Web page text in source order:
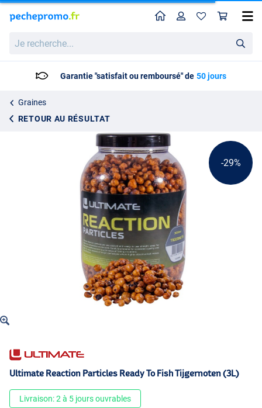
recherche...
HomeProfil
Garantie "satisfait ou remboursé" de 50 jours
Graines
RETOUR AU RÉSULTAT
Ultimate Reaction Particles Ready To Fish Tijgernoten (3L)
-29%
Ultimate Reaction Particles Ready To Fish Tijgernoten (3L)
Livraison: 2 à 5 jours ouvrables